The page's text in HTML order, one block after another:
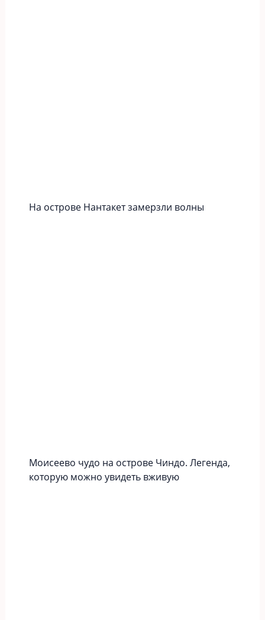
На острове Нантакет замерзли волны
Моисеево чудо на острове Чиндо. Легенда,
которую можно увидеть вживую